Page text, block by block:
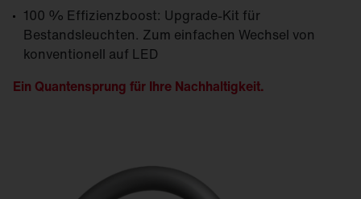
100 % Effizienzboost: Upgrade-Kit für
Bestandsleuchten. Zum einfachen Wechsel von
konventionell auf LED
Ein Quantensprung für Ihre Nachhaltigkeit.